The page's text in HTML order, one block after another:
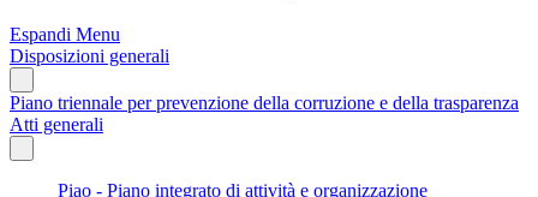
Espandi Menu
Disposizioni generali
Piano triennale per prevenzione della corruzione e della trasparenza
Atti generali
Piao - Piano integrato di attività e organizzazione